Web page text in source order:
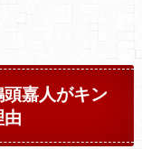
嘉人がキン
由